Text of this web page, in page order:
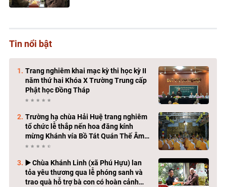
Tin nổi bật
Trang nghiêm khai mạc kỳ thi học kỳ II
năm thứ hai Khóa X Trường Trung cấp
Phật học Đồng Tháp
Trường hạ chùa Hải Huệ trang nghiêm
tổ chức lễ thắp nến hoa đăng kính
mừng Khánh vía Bồ Tát Quán Thế Âm
Thành Đạo
▶️ Chùa Khánh Linh (xã Phú Hựu) lan
tỏa yêu thương qua lễ phóng sanh và
trao quà hỗ trợ bà con có hoàn cảnh